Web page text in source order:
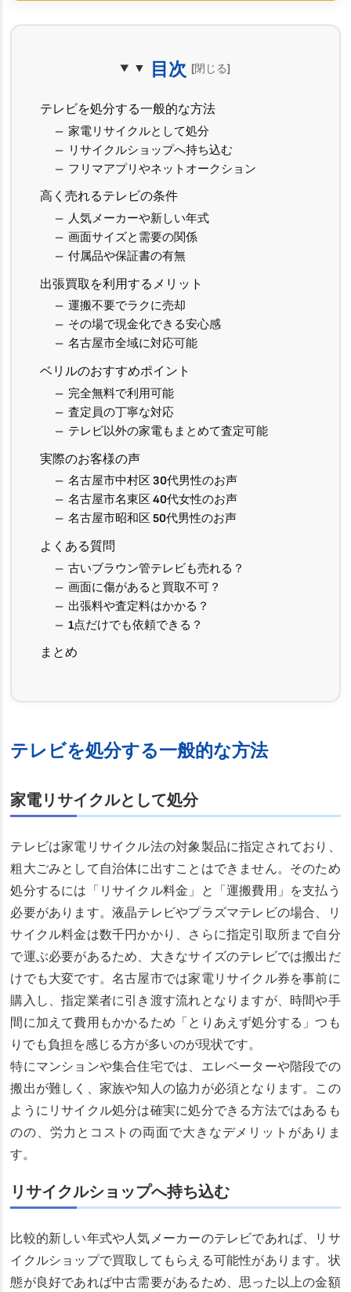
目次
テレビを処分する一般的な方法
家電リサイクルとして処分
リサイクルショップへ持ち込む
フリマアプリやネットオークション
高く売れるテレビの条件
人気メーカーや新しい年式
画面サイズと需要の関係
付属品や保証書の有無
出張買取を利用するメリット
運搬不要でラクに売却
その場で現金化できる安心感
名古屋市全域に対応可能
ベリルのおすすめポイント
完全無料で利用可能
査定員の丁寧な対応
テレビ以外の家電もまとめて査定可能
実際のお客様の声
名古屋市中村区 30代男性のお声
名古屋市名東区 40代女性のお声
名古屋市昭和区 50代男性のお声
よくある質問
古いブラウン管テレビも売れる？
画面に傷があると買取不可？
出張料や査定料はかかる？
1点だけでも依頼できる？
まとめ
テレビを処分する一般的な方法
家電リサイクルとして処分
テレビは家電リサイクル法の対象製品に指定されており、
粗大ごみとして自治体に出すことはできません。そのため
処分するには「リサイクル料金」と「運搬費用」を支払う
必要があります。液晶テレビやプラズマテレビの場合、リ
サイクル料金は数千円かかり、さらに指定引取所まで自分
で運ぶ必要があるため、大きなサイズのテレビでは搬出だ
けでも大変です。名古屋市では家電リサイクル券を事前に
購入し、指定業者に引き渡す流れとなりますが、時間や手
間に加えて費用もかかるため「とりあえず処分する」つも
りでも負担を感じる方が多いのが現状です。
特にマンションや集合住宅では、エレベーターや階段での
搬出が難しく、家族や知人の協力が必須となります。この
ようにリサイクル処分は確実に処分できる方法ではあるも
のの、労力とコストの両面で大きなデメリットがありま
す。
リサイクルショップへ持ち込む
比較的新しい年式や人気メーカーのテレビであれば、リサ
イクルショップで買取してもらえる可能性があります。状
態が良好であれば中古需要があるため、思った以上の金額